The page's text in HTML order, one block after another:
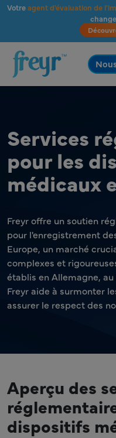
Passer au contenu
Votreagent d'évaluation de
.
Services
pour les
médicaux
Freyr offre un soutien
pour l'enregistrement
Europe, un marché
complexes et
établis en Allemagne, au
Freyr aide à surmonter
assurer le respect des
Aperçu des
dispositifs